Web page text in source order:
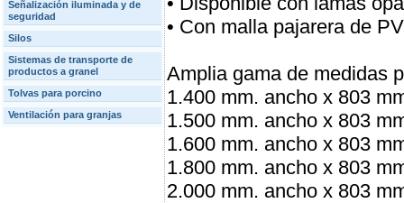
Señalización iluminada y de
seguridad
Silos
Sistemas de transporte de
productos a granel
Tolvas para porcino
Ventilación para granjas
• Con malla pajarera de
Amplia gama de medidas
1.400 mm. ancho x 803
1.500 mm. ancho x 803
1.600 mm. ancho x 803
1.800 mm. ancho x 803
2.000 mm. ancho x 803